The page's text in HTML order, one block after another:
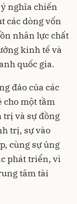
nghĩa chiến
các dòng vốn
nhân lực chất
kinh tế và
quốc gia.
đảo của các
cho một tầm
và sự đồng
trị, sự vào
cùng sự ủng
phát triển, vì
tâm tài